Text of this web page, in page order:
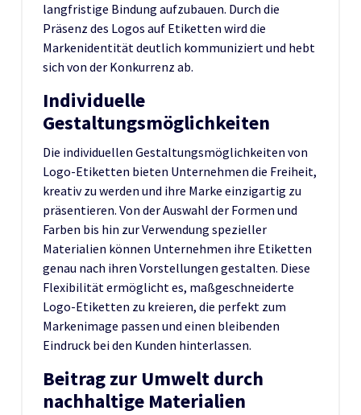
langfristige Bindung aufzubauen. Durch die
Präsenz des Logos auf Etiketten wird die
Markenidentität deutlich kommuniziert und hebt
sich von der Konkurrenz ab.
Individuelle
Gestaltungsmöglichkeiten
Die individuellen Gestaltungsmöglichkeiten von
Logo-Etiketten bieten Unternehmen die Freiheit,
kreativ zu werden und ihre Marke einzigartig zu
präsentieren. Von der Auswahl der Formen und
Farben bis hin zur Verwendung spezieller
Materialien können Unternehmen ihre Etiketten
genau nach ihren Vorstellungen gestalten. Diese
Flexibilität ermöglicht es, maßgeschneiderte
Logo-Etiketten zu kreieren, die perfekt zum
Markenimage passen und einen bleibenden
Eindruck bei den Kunden hinterlassen.
Beitrag zur Umwelt durch
nachhaltige Materialien